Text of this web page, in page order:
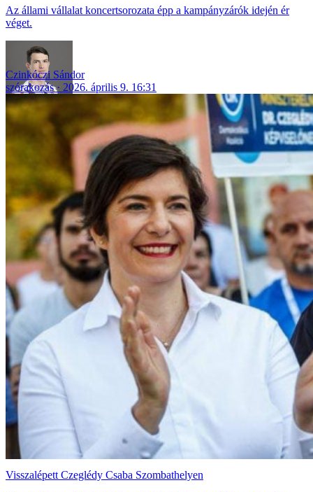
Az állami vállalat koncertsorozata épp a kampányzárók idején ér
véget.
Czinkóczi Sándor
szórakozás
2026. április 9. 16:31
Visszalépett Czeglédy Csaba Szombathelyen